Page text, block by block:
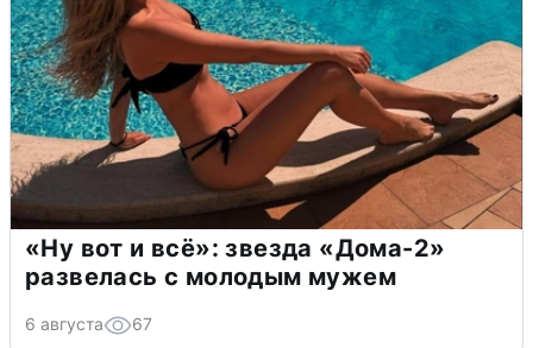
«Ну вот и всё»: звезда «Дома-2»
развелась с молодым мужем
6 августа 67